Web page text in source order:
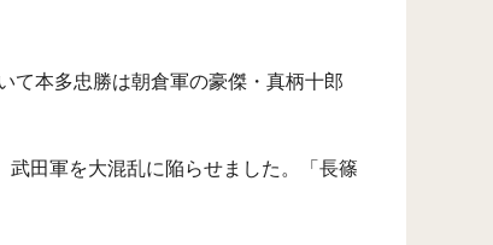
て本多忠勝は朝倉軍の豪傑・真柄十郎
田軍を大混乱に陥らせました。「長篠